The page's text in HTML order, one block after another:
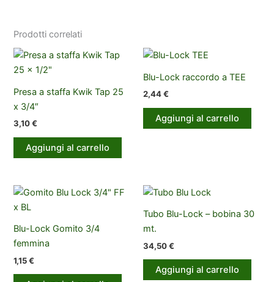
Prodotti correlati
Presa a staffa Kwik Tap 25
x 3/4″
3,10€
Aggiungi al carrello
Blu-Lock raccordo a TEE
2,44€
Aggiungi al carrello
Blu-Lock Gomito 3/4
femmina
1,15€
Tubo Blu-Lock – bobina 30
mt.
34,50€
Aggiungi al carrello